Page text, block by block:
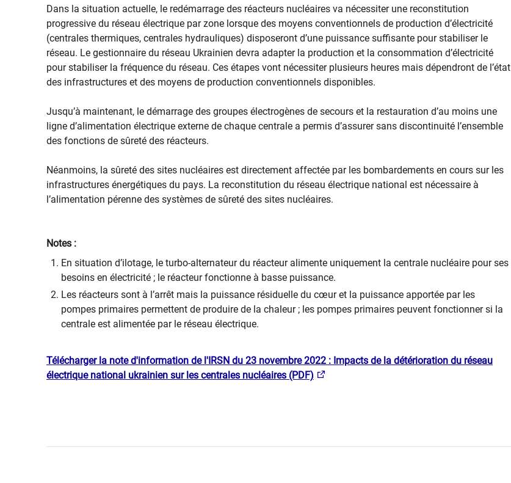
Dans la situation actuelle, le redémarrage des réacteurs nucléaires va nécessiter une reconstitution
progressive du réseau électrique par zone lorsque des moyens conventionnels de production d’électricité
(centrales thermiques, centrales hydrauliques) disposeront d’une puissance suffisante pour stabiliser le
réseau. Le gestionnaire du réseau Ukrainien devra adapter la production et la consommation d’électricité
pour stabiliser la fréquence du réseau. Ces étapes vont nécessiter plusieurs heures mais dépendront de l’état
des infrastructures et des moyens de production conventionnels disponibles.
Jusqu’à maintenant, le démarrage des groupes électrogènes de secours et la restauration d’au moins une
ligne d’alimentation électrique externe de chaque centrale a permis d’assurer sans discontinuité l’ensemble
des fonctions de sûreté des réacteurs.
Néanmoins, la sûreté des sites nucléaires est directement affectée par les bombardements en cours sur les
infrastructures énergétiques du pays. La reconstitution du réseau électrique national est nécessaire à
l’alimentation pérenne des systèmes de sûreté des sites nucléaires.
Notes :
En situation d’ilotage, le turbo-alternateur du réacteur alimente uniquement la centrale nucléaire pour ses
besoins en électricité ; le réacteur fonctionne à basse puissance.
Les réacteurs sont à l’arrêt mais la puissance résiduelle du cœur et la puissance apportée par les
pompes primaires permettent de produire de la chaleur ; les pompes primaires peuvent fonctionner si la
centrale est alimentée par le réseau électrique.
Télécharger la note d'information de l'IRSN du 23 novembre 2022 : Impacts de la détérioration du réseau
électrique national ukrainien sur les centrales nucléaires (PDF)